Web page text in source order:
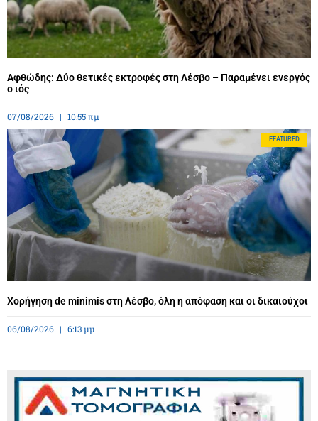
Αφθώδης: Δύο θετικές εκτροφές στη Λέσβο – Παραμένει ενεργός
ο ιός
07/08/2026 10:55 πμ
FEATURED
Χορήγηση de minimis στη Λέσβο, όλη η απόφαση και οι δικαιούχοι
06/08/2026 6:13 μμ